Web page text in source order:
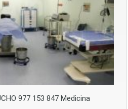
977 153 847 Medicina